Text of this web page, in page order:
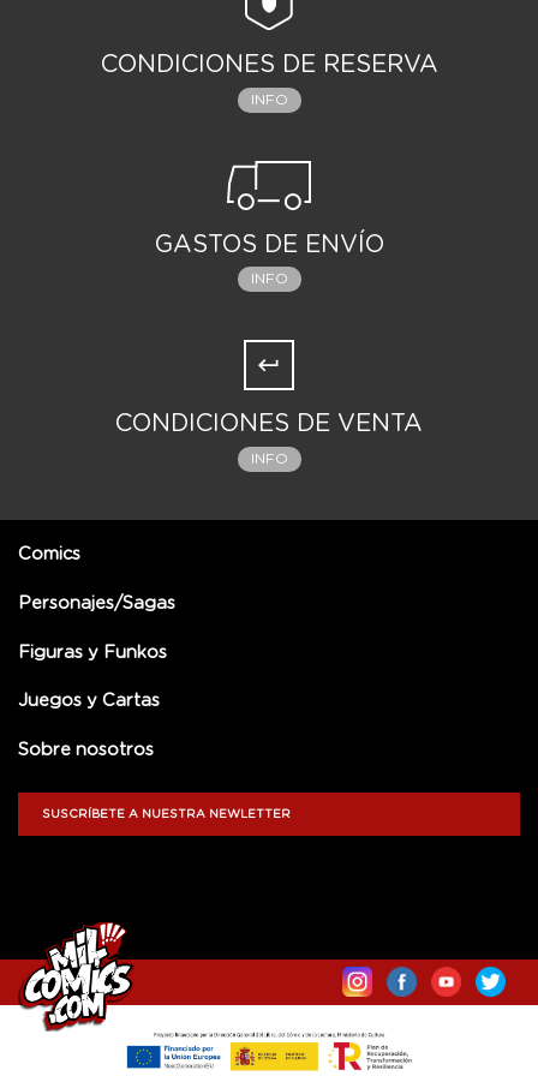
CONDICIONES DE RESERVA
INFO
GASTOS DE ENVÍO
INFO
CONDICIONES DE VENTA
INFO
Comics
Personajes/Sagas
Figuras y Funkos
Juegos y Cartas
Sobre nosotros
SUSCRÍBETE A NUESTRA NEWLETTER